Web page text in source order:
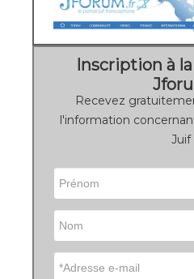
Inscription à
Recevez
l'information
Juif